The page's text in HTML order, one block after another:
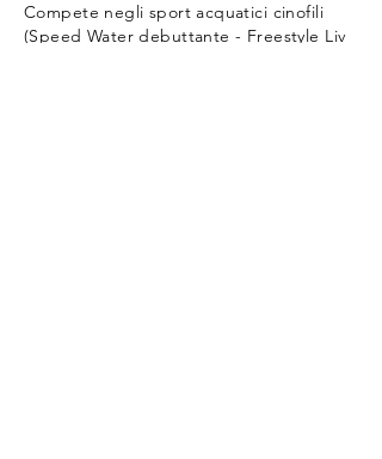
Compete negli sport acquatici cinofili
(Speed Water debuttante - Freestyle Liv